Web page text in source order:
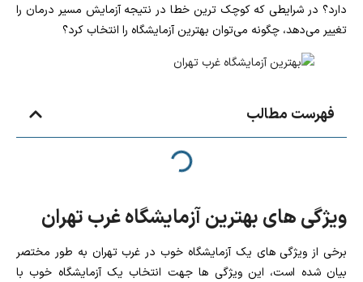
دارد؟ در شرایطی که کوچک‌ ترین خطا در نتیجه آزمایش مسیر درمان را
تغییر می‌دهد، چگونه می‌توان بهترین آزمایشگاه را انتخاب کرد؟
فهرست مطالب
ویژگی های بهترین آزمایشگاه غرب تهران
برخی از ویژگی های یک آزمایشگاه خوب در غرب تهران به طور مختصر
بیان شده است، این ویژگی ها جهت انتخاب یک آزمایشگاه خوب با